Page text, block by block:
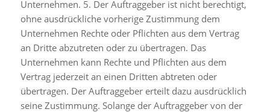
Unternehmen. 5. Der Auftraggeber ist nicht berechtigt,
ohne ausdrückliche vorherige Zustimmung dem
Unternehmen Rechte oder Pflichten aus dem Vertrag
an Dritte abzutreten oder zu übertragen. Das
Unternehmen kann Rechte und Pflichten aus dem
Vertrag jederzeit an einen Dritten abtreten oder
übertragen. Der Auftraggeber erteilt dazu ausdrücklich
seine Zustimmung. Solange der Auftraggeber von der